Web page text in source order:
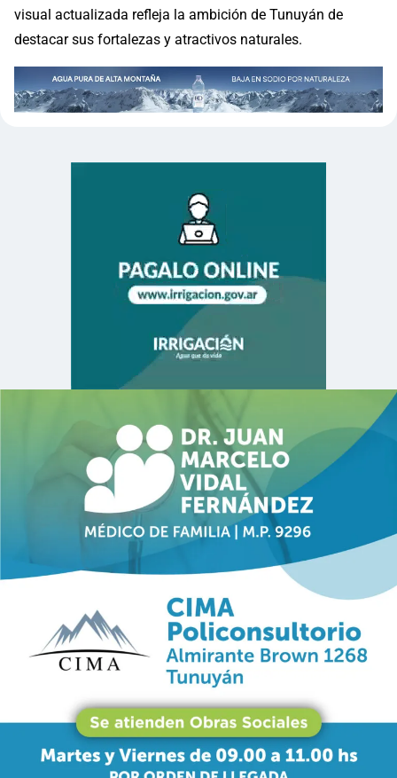
visual actualizada refleja la ambición de Tunuyán de
destacar sus fortalezas y atractivos naturales.